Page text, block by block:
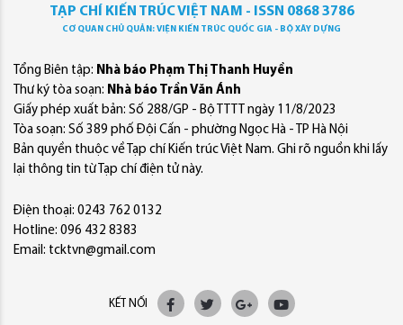
TẠP CHÍ KIẾN TRÚC VIỆT NAM - ISSN 0868 3786
CƠ QUAN CHỦ QUẢN: VIỆN KIẾN TRÚC QUỐC GIA - BỘ XÂY DỰNG
Tổng Biên tập: Nhà báo Phạm Thị Thanh Huyền
Thư ký tòa soạn: Nhà báo Trần Văn Ánh
Giấy phép xuất bản: Số 288/GP - Bộ TTTT ngày 11/8/2023
Tòa soạn: Số 389 phố Đội Cấn - phường Ngọc Hà - TP Hà Nội
Bản quyền thuộc về Tạp chí Kiến trúc Việt Nam. Ghi rõ nguồn khi lấy
lại thông tin từ Tạp chí điện tử này.
Điện thoại: 0243 762 0132
Hotline: 096 432 8383
Email: tcktvn@gmail.com
KẾT NỐI